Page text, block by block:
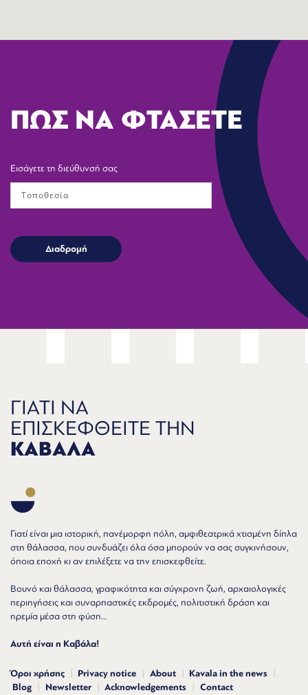
ΠΩΣ ΝΑ ΦΤΑΣΕΤΕ
Εισάγετε τη διεύθυνσή σας
ΓΙΑΤΙ ΝΑ
ΕΠΙΣΚΕΦΘΕΙΤΕ ΤΗΝ
ΚΑΒΑΛΑ
Γιατί είναι μια ιστορική, πανέμορφη πόλη, αμφιθεατρικά χτισμένη δίπλα
στη θάλασσα, που συνδυάζει όλα όσα μπορούν να σας συγκινήσουν,
όποια εποχή κι αν επιλέξετε να την επισκεφθείτε.
Βουνό και θάλασσα, γραφικότητα και σύγχρονη ζωή, αρχαιολογικές
περιηγήσεις και συναρπαστικές εκδρομές, πολιτιστική δράση και
ηρεμία μέσα στη φύση...
Αυτή είναι η Καβάλα!
Όροι χρήσης Privacy notice About
Kavala in the news
Blog
Newsletter Acknowledgements Contact